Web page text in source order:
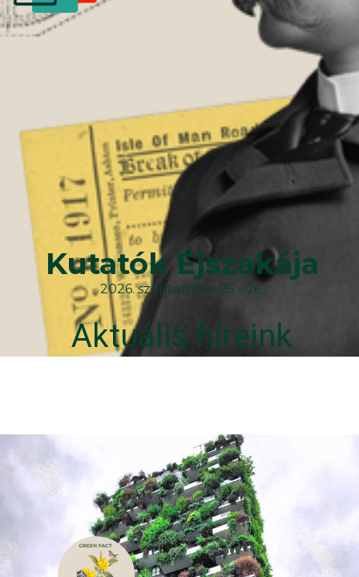
Kutatók Éjszakája
2026. szeptember 25 - 26.
Aktuális híreink